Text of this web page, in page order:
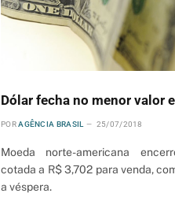
Dólar fecha no menor valor
POR AGÊNCIA BRASIL 25/07/2018
Moeda norte-americana
cotada a R$ 3,702 para venda,
a véspera.